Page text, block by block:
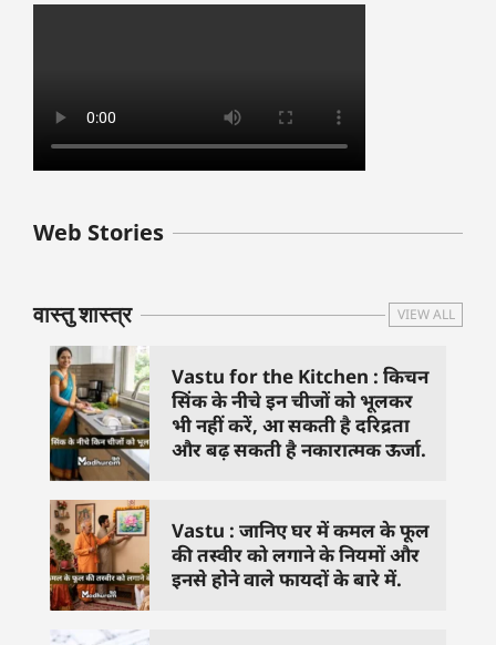
Web Stories
बुधवार के उपाय :
जिनसे हो गणेश जी
वास्तु शास्त्र VIEW ALL
Vastu for the Kitchen : किचन
सिंक के नीचे इन चीजों को भूलकर
भी नहीं करें, आ सकती है दरिद्रता
और बढ़ सकती है नकारात्मक ऊर्जा.
Vastu : जानिए घर में कमल के फूल
की तस्वीर को लगाने के नियमों और
इनसे होने वाले फायदों के बारे में.